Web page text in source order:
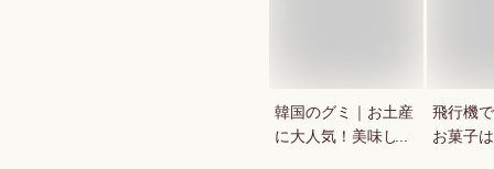
韓国のグミ｜お土産
に大人気！美味しい
飛行機
お菓子